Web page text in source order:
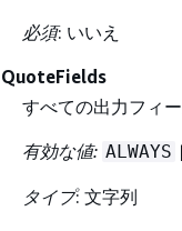
必須: いいえ
QuoteFields
すべての出力フィ
有効な値: ALWAYS |
タイプ: 文字列